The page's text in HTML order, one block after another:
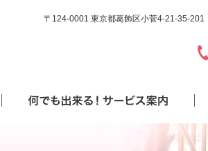
〒124-0001 東京都葛飾区小菅4-21-35-201